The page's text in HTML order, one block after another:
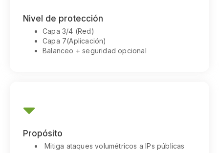
Nivel de protección
Capa 3/4 (Red)
Capa 7(Aplicación)
Balanceo + seguridad opcional
Chiefly several bed its wishing. Is so moments on chamber.
Propósito
Mitiga ataques volumétricos a IPs públicas
Chiefly several bed its wishing. Is so moments on chamber.